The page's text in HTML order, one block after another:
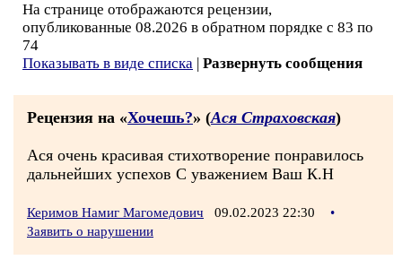
На странице отображаются рецензии,
опубликованные 08.2026 в обратном порядке с 83 по
74
Показывать в виде списка | Развернуть сообщения
Рецензия на «Хочешь?» (Ася Страховская)
Ася очень красивая стихотворение понравилось
дальнейших успехов С уважением Ваш К.Н
Керимов Намиг Магомедович 09.02.2023 22:30
•
Заявить о нарушении